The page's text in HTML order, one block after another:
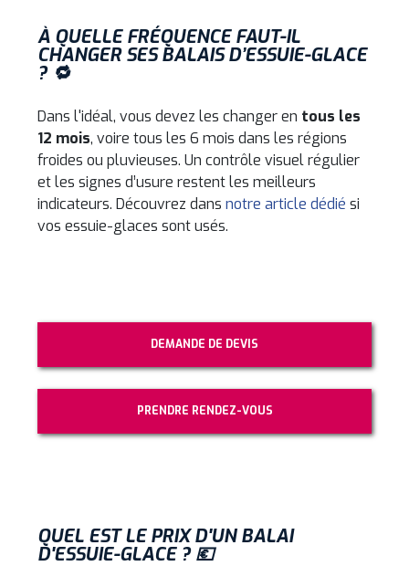
À QUELLE FRÉQUENCE FAUT-IL
CHANGER SES BALAIS D’ESSUIE-GLACE
? 🔁
Dans l'idéal, vous devez les changer en tous les
12 mois, voire tous les 6 mois dans les régions
froides ou pluvieuses. Un contrôle visuel régulier
et les signes d’usure restent les meilleurs
indicateurs. Découvrez dans notre article dédié si
vos essuie-glaces sont usés.
DEMANDE DE DEVIS
PRENDRE RENDEZ-VOUS
QUEL EST LE PRIX D'UN BALAI
D'ESSUIE-GLACE ? 💶